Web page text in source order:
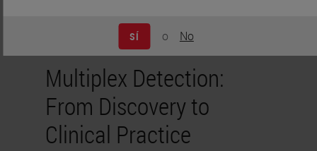
SÍ o No
Multiplex Detection:
From Discovery to
Clinical Practice